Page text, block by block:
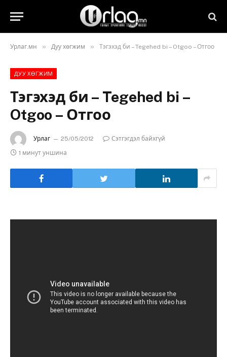
Урлаг.мн » Дуу хөгжим » Тэгэхэд би – Tegehed bi – Otgoo – Отгоо
ДУУ ХӨГЖИМ
Тэгэхэд би – Tegehed bi –
Otgoo – Отгоо
Урлаг 25/05/2012
Сэтгэгдэл байхгүй
1 минут уншина